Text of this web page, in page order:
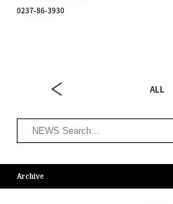
0237-86-3930
ALL
Archive